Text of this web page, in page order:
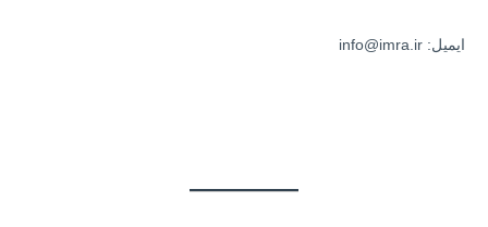
ایمیل: info@imra.ir